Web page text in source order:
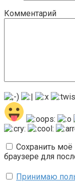
Комментарий
Сохранить моё
браузере для
Принимаю